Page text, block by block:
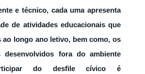
e técnico, cada uma apresenta
de atividades educacionais que
ao longo ano letivo, bem como, os
desenvolvidos fora do ambiente
do desfile cívico é